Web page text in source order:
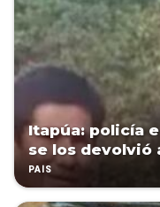
Itapúa: policía
se los devolvió
PAÍS